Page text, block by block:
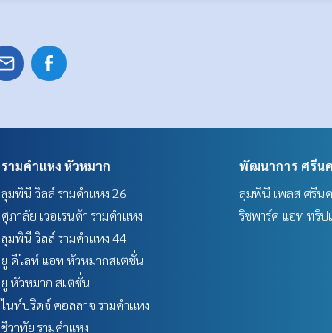
รามคำแหง หัวหมาก
ลุมพินี วิลล์ รามคำแหง 26
ศุภาลัย เวอเรนด้า รามคำแหง
ลุมพินี วิลล์ รามคำแหง 44
ยู ดีไลท์ แอท หัวหมากสเตชั่น
ยู หัวหมาก สเตชั่น
ไนท์บริดจ์ คอลลาจ รามคำแหง
ชีวาทัย รามคำแหง
พัฒนาการ ศรีน
ลุมพินี เพลส ศรีน
ริชพาร์ค แอท ทริป